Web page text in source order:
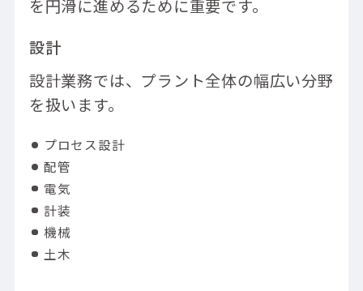
を円滑に進めるために重要です。
設計
設計業務では、プラント全体の幅広い分野
を扱います。
プロセス設計
配管
電気
計装
機械
土木